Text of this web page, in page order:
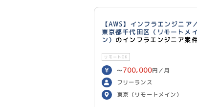
【AWS】インフラエンジニア／
東京都千代田区（リモートメイ
ン） のインフラエンジニア案
リモートOK
〜700,000円／月
フリーランス
東京（リモートメイン）